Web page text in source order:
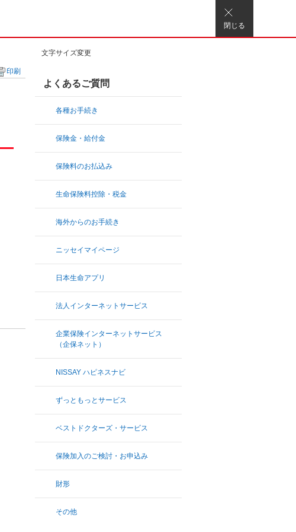
閉じる
文字サイズ変更
よくあるご質問
各種お手続き
保険金・給付金
保険料のお払込み
生命保険料控除・税金
海外からのお手続き
ニッセイマイページ
日本生命アプリ
法人インターネットサービス
企業保険インターネットサービス
（企保ネット）
NISSAY ハピネスナビ
ずっともっとサービス
ベストドクターズ・サービス
保険加入のご検討・お申込み
財形
その他
印刷